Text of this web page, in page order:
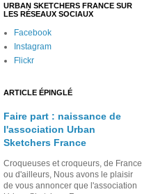
URBAN SKETCHERS FRANCE SUR
LES RÉSEAUX SOCIAUX
Facebook
Instagram
Flickr
ARTICLE ÉPINGLÉ
Faire part : naissance de
l'association Urban
Sketchers France
Croqueuses et croqueurs, de France
ou d'ailleurs, Nous avons le plaisir
de vous annoncer que l'association